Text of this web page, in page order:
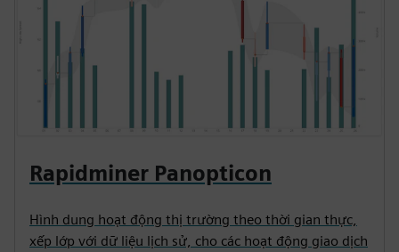
Rapidminer Panopticon
Hình dung hoạt động thị trường theo thời gian thực,
xếp lớp với dữ liệu lịch sử, cho các hoạt động giao dịch